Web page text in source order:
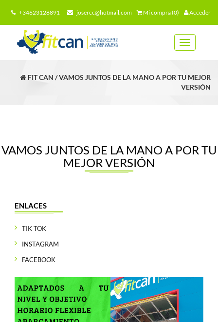
+34623128891 josercc@hotmail.com Mi compra (0) Acceder
Toggle
navigation
FIT CAN / VAMOS JUNTOS DE LA MANO A POR TU MEJOR
VERSIÓN
VAMOS JUNTOS DE LA MANO A POR TU
MEJOR VERSIÓN
ENLACES
TIK TOK
INSTAGRAM
FACEBOOK